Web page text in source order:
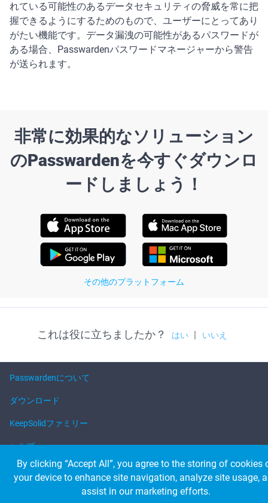
れている可能性のあるデータセキュリティの脅威を常に把
握できるようにするためのもので、ユーザーにとってあり
がたい機能です。データ漏洩の可能性があるパスワードが
ある場合、Passwardenパスワードマネージャーから警告
が送られます。
非常に効果的なソリューション
のPasswardenを今すぐダウンロ
ードしましょう！
その他のプラットフォーム
これは役に立ちましたか？ はい いいえ
Passwardenについて
ダウンロード
KeepSolidファミリー
ヘルプ
© 2026 KeepSolid Inc. 無断複製禁止。
すべての製品名・ロゴ・ブランドの所有権は、該当する所有者に帰属しま
By clicking “Accept All”, you agree to the storing of cookies
your device to enhance site navigation, analyze site usage,
assist in our marketing efforts.